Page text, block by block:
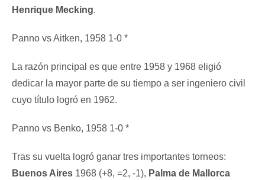
Henrique Mecking.
Panno vs Aitken, 1958 1-0 *
La razón principal es que entre 1958 y 1968 eligió
dedicar la mayor parte de su tiempo a ser ingeniero civil
cuyo título logró en 1962.
Panno vs Benko, 1958 1-0 *
Tras su vuelta logró ganar tres importantes torneos:
Buenos Aires 1968 (+8, =2, -1), Palma de Mallorca